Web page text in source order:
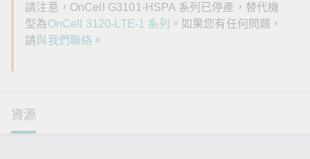
請注意，OnCell G3101-HSPA 系列已停產，替代機
型為OnCell 3120-LTE-1 系列
。如果您有任何問題，
請與我們聯絡 。
資源